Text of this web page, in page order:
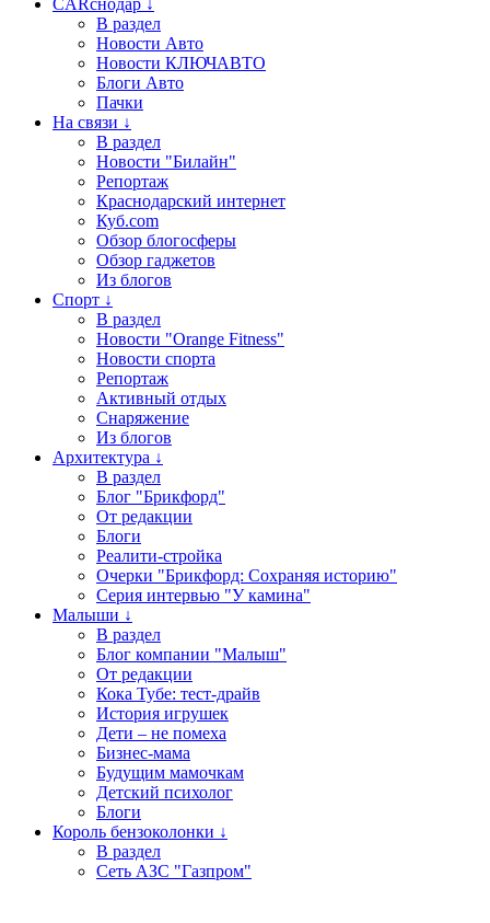
CARснодар ↓
В раздел
Новости Авто
Новости КЛЮЧАВТО
Блоги Авто
Пачки
На связи ↓
В раздел
Новости "Билайн"
Репортаж
Краснодарский интернет
Куб.com
Обзор блогосферы
Обзор гаджетов
Из блогов
Спорт ↓
В раздел
Новости "Orange Fitness"
Новости спорта
Репортаж
Активный отдых
Снаряжение
Из блогов
Архитектура ↓
В раздел
Блог "Брикфорд"
От редакции
Блоги
Реалити-стройка
Очерки "Брикфорд: Сохраняя историю"
Серия интервью "У камина"
Малыши ↓
В раздел
Блог компании "Малыш"
От редакции
Кока Тубе: тест-драйв
История игрушек
Дети – не помеха
Бизнес-мама
Будущим мамочкам
Детский психолог
Блоги
Король бензоколонки ↓
В раздел
Сеть АЗС "Газпром"